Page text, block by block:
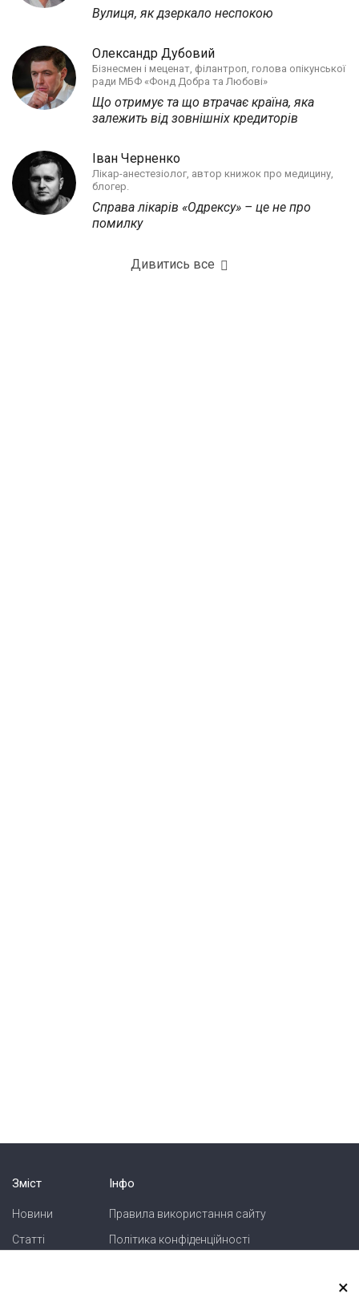
Вулиця, як дзеркало неспокою
Олександр Дубовий
Бізнесмен і меценат, філантроп, голова опікунської
ради МБФ «Фонд Добра та Любові»
Що отримує та що втрачає країна, яка
залежить від зовнішніх кредиторів
Іван Черненко
Лікар-анестезіолог, автор книжок про медицину,
блогер.
Справа лікарів «Одрексу» – це не про
помилку
Дивитись все
Зміст
Новини
Статті
Інфо
Правила використання сайту
Політика конфіденційності
×